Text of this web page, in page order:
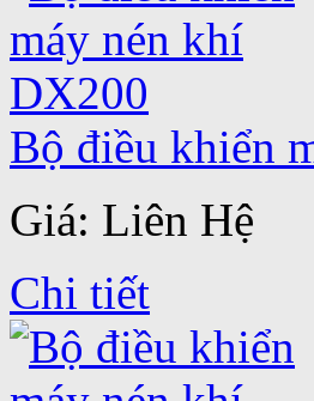
Bộ điều khiển
Giá: Liên Hệ
Chi tiết